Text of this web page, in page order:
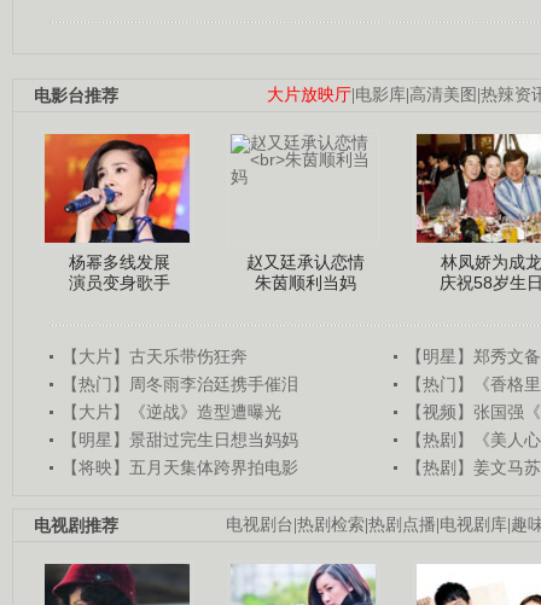
大片放映厅 电影库 高清美图 热辣资
电影台推荐
杨幂多线发展
演员变身歌手
赵又廷承认恋情
朱茵顺利当妈
林凤娇为成龙
庆祝58岁生
【大片】古天乐带伤狂奔
【明星】郑秀文
【热门】周冬雨李治廷携手催泪
【热门】《香格
【大片】《逆战》造型遭曝光
【视频】张国强
【明星】景甜过完生日想当妈妈
【热剧】《美人
【将映】五月天集体跨界拍电影
【热剧】姜文马
电视剧台 热剧检索 热剧点播 电视剧库 趣
电视剧推荐